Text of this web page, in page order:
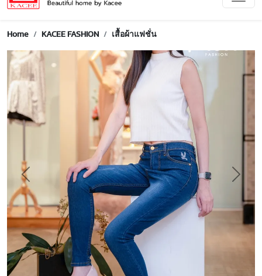
Home KACEE FASHION เสื้อผ้าแฟชั่น
Previous Next